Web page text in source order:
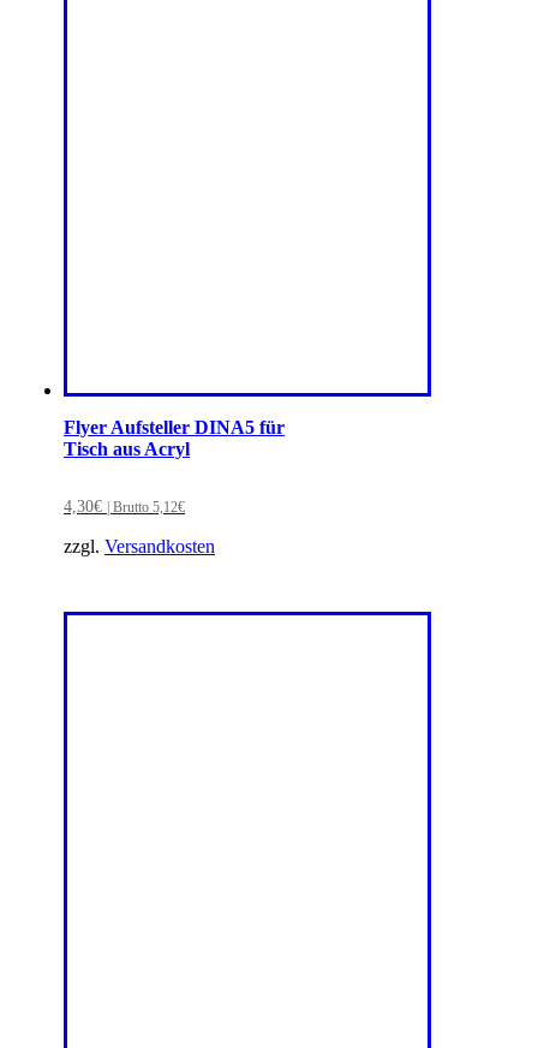
Flyer Aufsteller DINA5 für
Tisch aus Acryl
4,30€ | Brutto 5,12€
zzgl. Versandkosten